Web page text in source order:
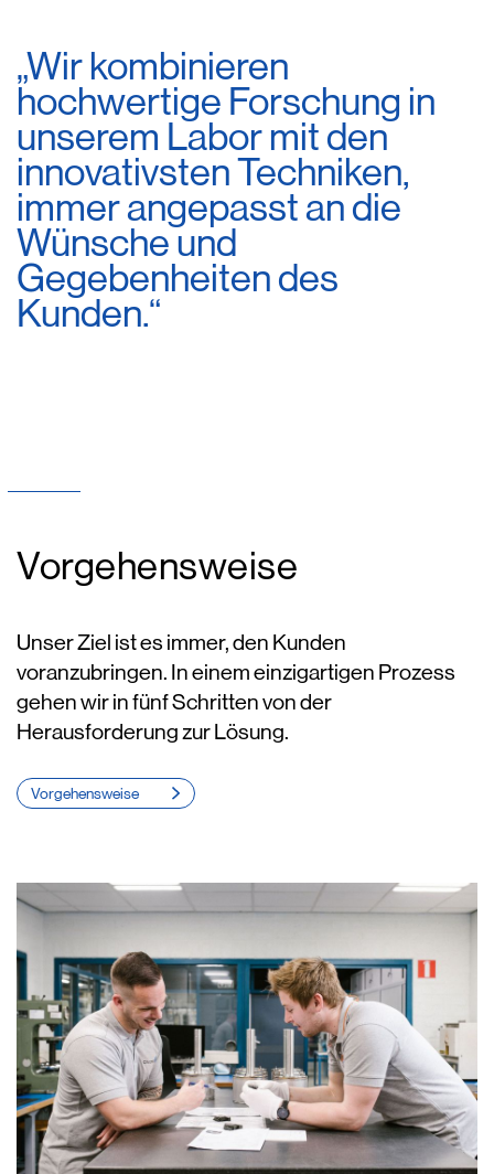
„Wir kombinieren
hochwertige Forschung in
unserem Labor mit den
innovativsten Techniken,
immer angepasst an die
Wünsche und
Gegebenheiten des
Kunden.“
Vorgehensweise
Unser Ziel ist es immer, den Kunden
voranzubringen. In einem einzigartigen Prozess
gehen wir in fünf Schritten von der
Herausforderung zur Lösung.
Vorgehensweise